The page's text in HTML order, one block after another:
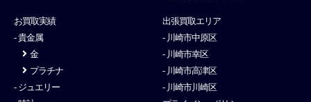
お買取実績
- 貴金属
金
プラチナ
- ジュエリー
出張買取エリア
- 川崎市中原区
- 川崎市幸区
- 川崎市高津区
- 川崎市川崎区